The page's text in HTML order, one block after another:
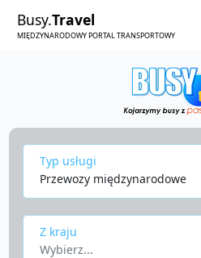
Busy.Travel
MIĘDZYNARODOWY PORTAL TRANSPORTOWY
Typ usługi
Przewozy międzynarodowe
Z kraju
Wybierz...